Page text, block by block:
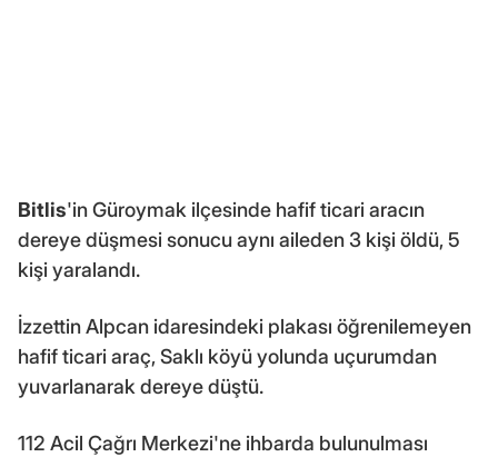
Bitlis'in Güroymak ilçesinde hafif ticari aracın
dereye düşmesi sonucu aynı aileden 3 kişi öldü, 5
kişi yaralandı.
İzzettin Alpcan idaresindeki plakası öğrenilemeyen
hafif ticari araç, Saklı köyü yolunda uçurumdan
yuvarlanarak dereye düştü.
112 Acil Çağrı Merkezi'ne ihbarda bulunulması